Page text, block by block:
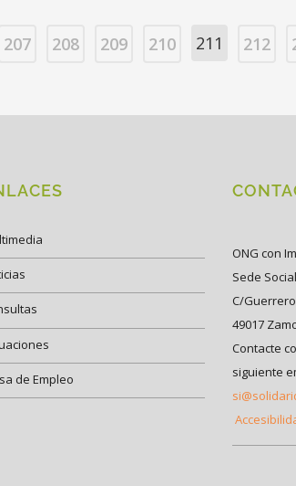
207 208 209 210 211 212
de Empleo
ONG con
Sede Social
C/Guerrero
49017
Contacte
siguiente